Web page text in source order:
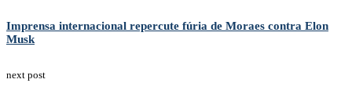
Imprensa internacional repercute fúria de Moraes contra Elon
Musk
next post